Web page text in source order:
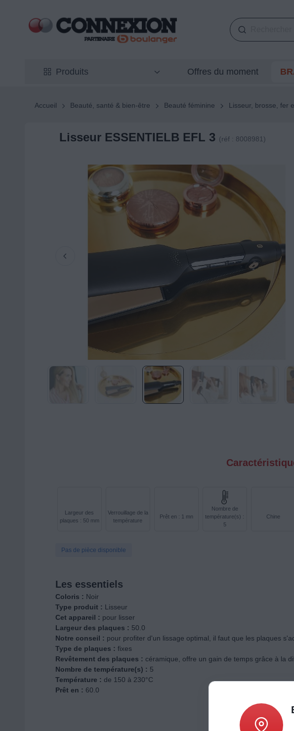
Produits Offres du moment
Accueil Beauté, santé & bien-être Beauté féminine Lisseur, brosse, fer
Lisseur ESSENTIELB EFL 3 (réf : 8008981)
Largeur des
plaques : 50 mm
Verrouillage de la
température
Prêt en : 1 mn
Nombre de
température(s) :
5
Chine
Pas de pièce disponible
Les essentiels
Coloris : Noir
Type produit : Lisseur
Cet appareil : pour lisser
Largeur des plaques : 50.0
Notre conseil : pour profiter d'un lissage optimal, il faut que les plaques
Type de plaques : fixes
Revêtement des plaques : céramique, offre un gain de temps grâce à la
Nombre de température(s) : 5
Température : de 150 à 230°C
Prêt en : 60.0